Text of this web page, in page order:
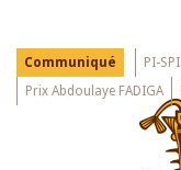
mainMenu
Top
Communiqué PI-SPI
Prix Abdoulaye FADIGA